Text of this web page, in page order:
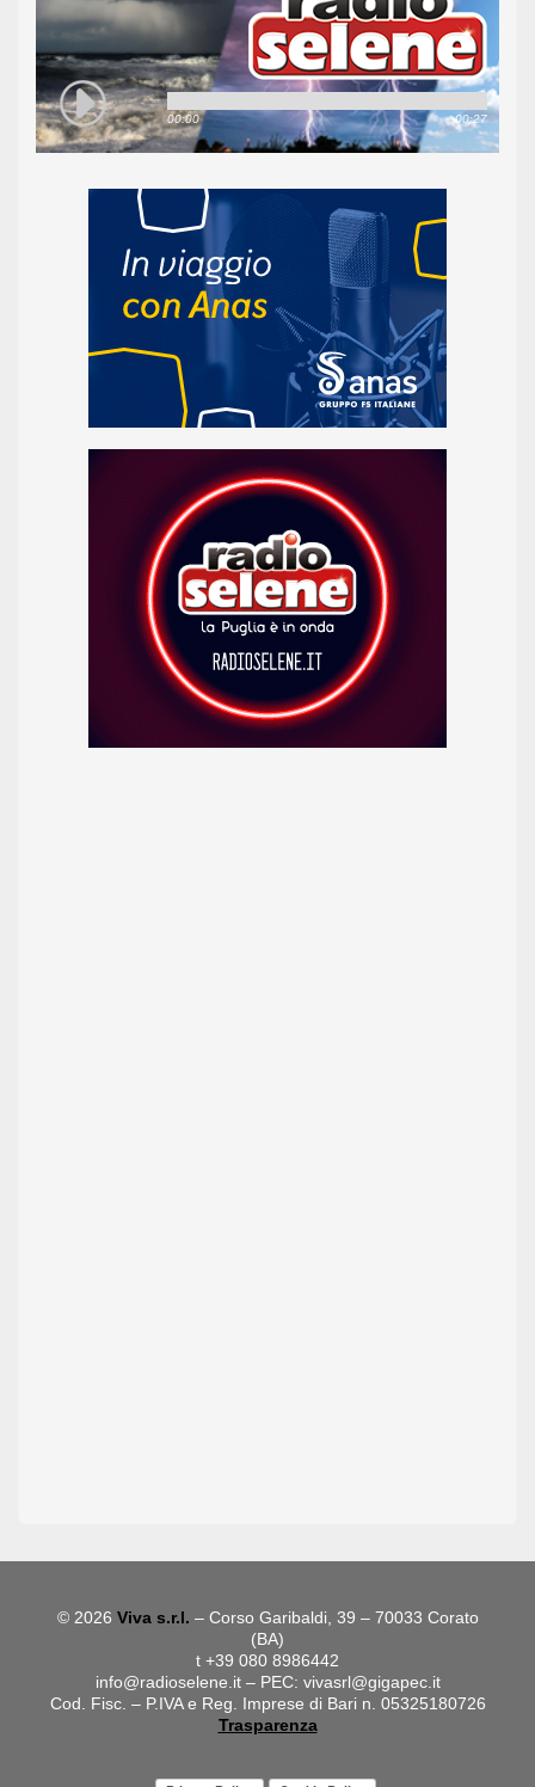
00:00 00:27
© 2026 Viva s.r.l. – Corso Garibaldi, 39 – 70033 Corato
(BA)
t +39 080 8986442
info@radioselene.it– PEC: vivasrl@gigapec.it
Cod. Fisc. – P.IVA e Reg. Imprese di Bari n. 05325180726
Trasparenza